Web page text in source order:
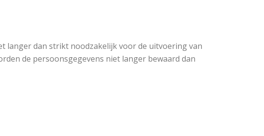
langer dan strikt noodzakelijk voor de uitvoering van
de persoonsgegevens niet langer bewaard dan